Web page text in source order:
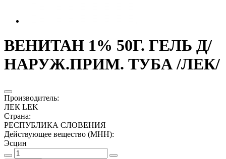
ВЕНИТАН 1% 50Г. ГЕЛЬ Д/
НАРУЖ.ПРИМ. ТУБА /ЛЕК/
Производитель:
ЛЕК LEK
Страна:
РЕСПУБЛИКА СЛОВЕНИЯ
Действующее вещество (МНН):
Эсцин